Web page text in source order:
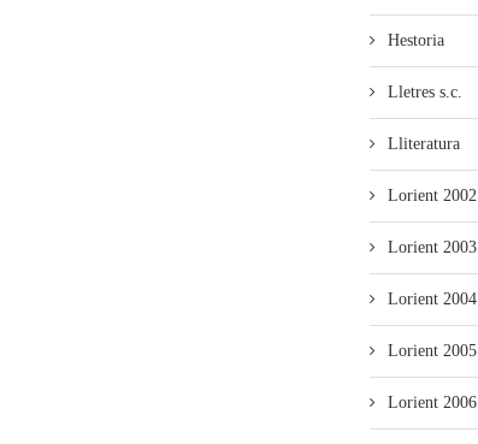
Hestoria
Lletres s.c.
Lliteratura
Lorient 2002
Lorient 2003
Lorient 2004
Lorient 2005
Lorient 2006